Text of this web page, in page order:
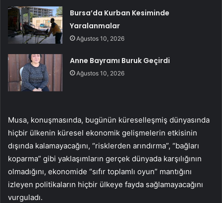
Bursa’da Kurban Kesiminde
Yaralanmalar
Ağustos 10, 2026
Anne Bayramı Buruk Geçirdi
Ağustos 10, 2026
Musa, konuşmasında, bugünün küreselleşmiş dünyasında
hiçbir ülkenin küresel ekonomik gelişmelerin etkisinin
dışında kalamayacağını, “risklerden arındırma”, “bağları
koparma” gibi yaklaşımların gerçek dünyada karşılığının
olmadığını, ekonomide “sıfır toplamlı oyun” mantığını
izleyen politikaların hiçbir ülkeye fayda sağlamayacağını
vurguladı.